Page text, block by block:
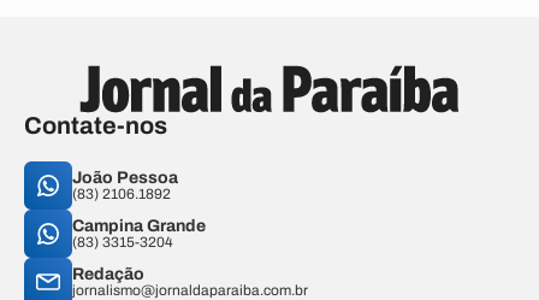
Contate-nos
João Pessoa
(83) 2106.1892
Campina Grande
(83) 3315-3204
Redação
jornalismo@jornaldaparaiba.com.br